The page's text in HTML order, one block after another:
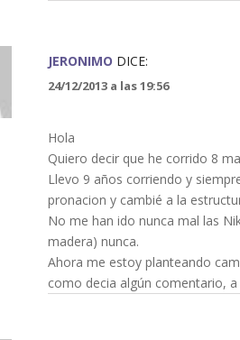
JERONIMO DICE:
24/12/2013 a las 19:56
Hola
Quiero decir que he corrido 8
Llevo 9 años corriendo y
pronacion y cambié a la
No me han ido nunca mal las
madera) nunca.
Ahora me estoy planteando
como decia algún comentario,